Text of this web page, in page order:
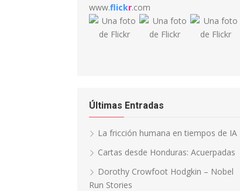
www.flickr.com
Últimas Entradas
La fricción humana en tiempos de IA
Cartas desde Honduras: Acuerpadas
Dorothy Crowfoot Hodgkin – Nobel
Run Stories